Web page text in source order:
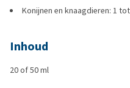
Konijnen en knaagdieren: 1
Inhoud
20 of 50 ml